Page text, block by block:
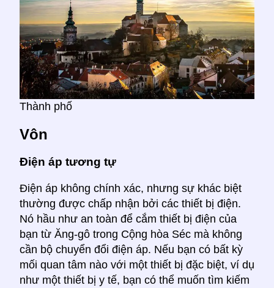
Thành phố
Vôn
Điện áp tương tự
Điện áp không chính xác, nhưng sự khác biệt
thường được chấp nhận bởi các thiết bị điện.
Nó hầu như an toàn để cắm thiết bị điện của
bạn từ Ăng-gô trong Cộng hòa Séc mà không
cần bộ chuyển đổi điện áp. Nếu bạn có bất kỳ
mối quan tâm nào với một thiết bị đặc biệt, ví dụ
như một thiết bị y tế, bạn có thể muốn tìm kiếm